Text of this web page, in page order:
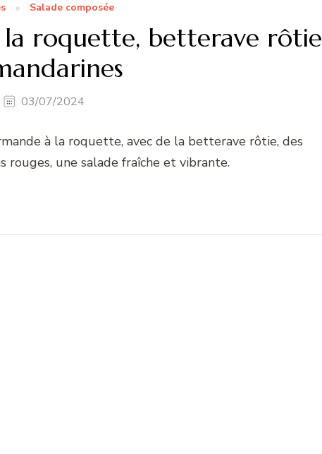
Salade composée
la roquette, betterave rôtie
03/07/2024
à la roquette, avec de la betterave rôtie, des
rouges, une salade fraîche et vibrante.